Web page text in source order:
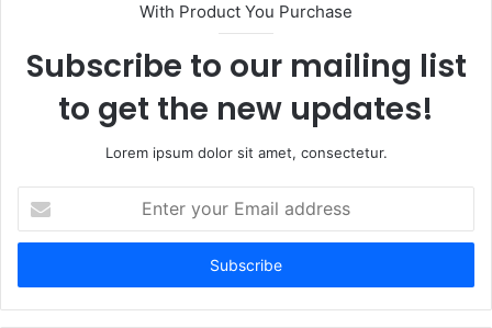
e
With Product You Purchase
Subscribe to our mailing list
to get the new updates!
Lorem ipsum dolor sit amet, consectetur.
t
r
y